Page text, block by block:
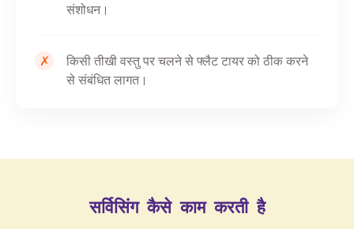
संशोधन।
✗
किसी तीखी वस्तु पर चलने से फ्लैट टायर को ठीक करने
से संबंधित लागत।
सर्विसिंग कैसे काम करती है